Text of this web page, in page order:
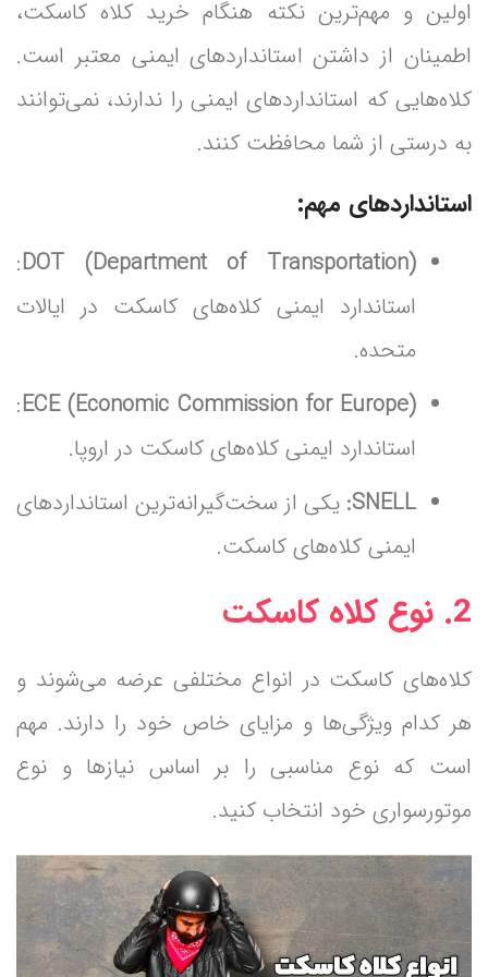
اولین و مهم‌ترین نکته هنگام خرید کلاه کاسکت،
اطمینان از داشتن استانداردهای ایمنی معتبر است.
کلاه‌هایی که استانداردهای ایمنی را ندارند، نمی‌توانند
به درستی از شما محافظت کنند.
استانداردهای مهم:
DOT (Department of Transportation)
:
استاندارد ایمنی کلاه‌های کاسکت در ایالات
متحده.
ECE (Economic Commission for Europe)
:
استاندارد ایمنی کلاه‌های کاسکت در اروپا.
SNELL: یکی از سخت‌گیرانه‌ترین استانداردهای
ایمنی کلاه‌های کاسکت.
2. نوع کلاه کاسکت
کلاه‌های کاسکت در انواع مختلفی عرضه می‌شوند و
هر کدام ویژگی‌ها و مزایای خاص خود را دارند. مهم
است که نوع مناسبی را بر اساس نیازها و نوع
موتورسواری خود انتخاب کنید.